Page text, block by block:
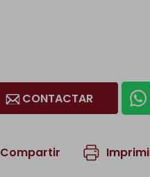
CONTACTAR
Compartir